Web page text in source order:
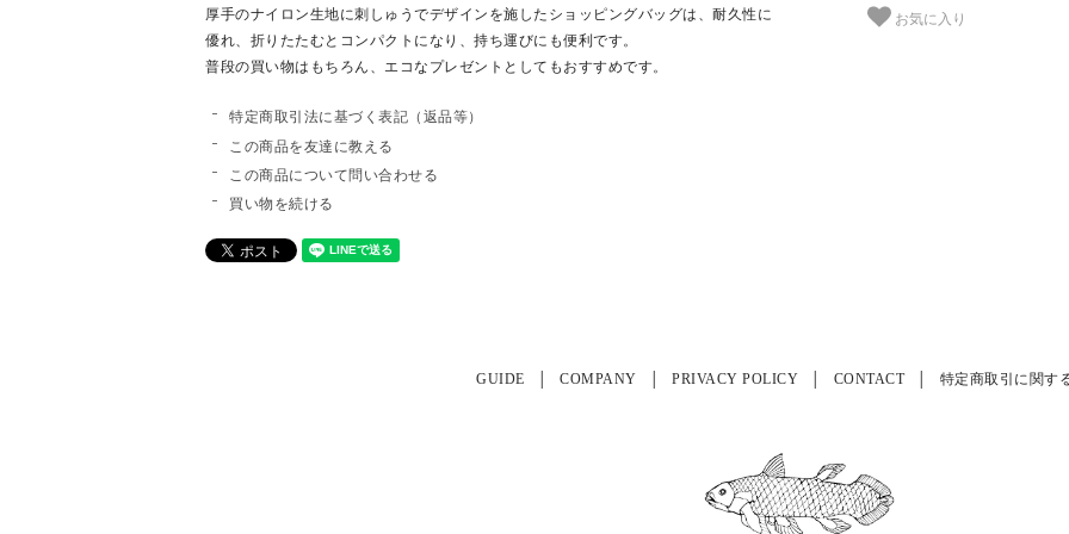
お気に入り
厚手のナイロン生地に刺しゅうでデザインを施したショッピングバッグは、耐久性に
優れ、折りたたむとコンパクトになり、持ち運びにも便利です。
普段の買い物はもちろん、エコなプレゼントとしてもおすすめです。
特定商取引法に基づく表記（返品等）
この商品を友達に教える
この商品について問い合わせる
買い物を続ける
GUIDE COMPANY PRIVACY POLICY CONTACT 特定商取引に関す